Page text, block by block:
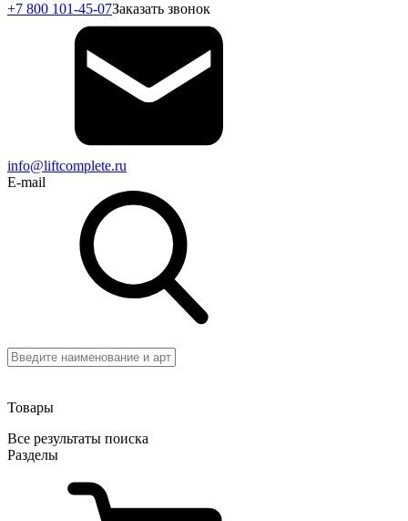
+7 800 101-45-07Заказать звонок
info@liftcomplete.ru
E-mail
Товары
Все результаты поиска
Разделы